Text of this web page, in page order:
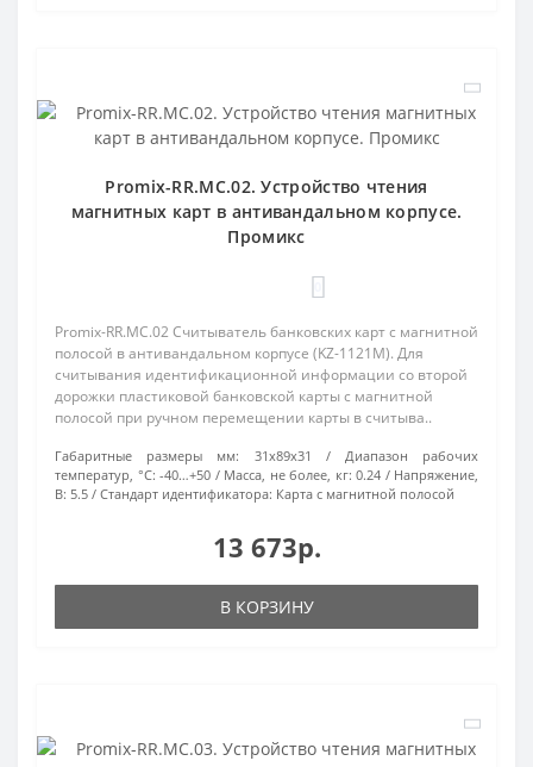
Promix-RR.MC.02. Устройство чтения
магнитных карт в антивандальном корпусе.
Промикс
Promix-RR.MC.02 Считыватель банковских карт с магнитной
полосой в антивандальном корпусе (KZ-1121M). Для
считывания идентификационной информации со второй
дорожки пластиковой банковской карты с магнитной
полосой при ручном перемещении карты в считыва..
Габаритные размеры мм: 31х89х31
Диапазон рабочих
температур, °С: -40…+50 Масса, не более, кг: 0.24
Напряжение,
В: 5.5 Стандарт идентификатора: Карта с магнитной полосой
13 673р.
В КОРЗИНУ